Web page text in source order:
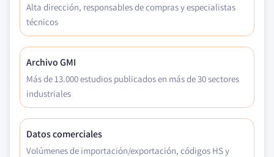
Alta dirección, responsables de compras y especialistas
técnicos
Archivo GMI
Más de 13.000 estudios publicados en más de 30 sectores
industriales
Datos comerciales
Volúmenes de importación/exportación, códigos HS y